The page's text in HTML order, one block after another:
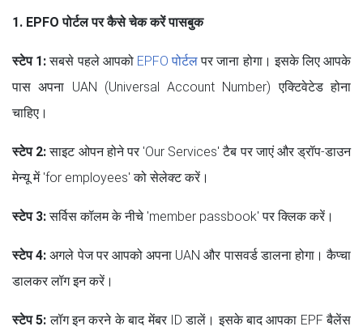
1. EPFO पोर्टल पर कैसे चेक करें पासबुक
स्टेप 1:सबसे पहले आपको EPFO पोर्टलपर जाना होगा। इसके लिए आपके
पास अपना UAN (Universal Account Number) एक्टिवेटेड होना
चाहिए।
स्टेप 2:साइट ओपन होने पर 'Our Services' टैब पर जाएं और ड्रॉप-डाउन
मेन्यू में 'for employees' को सेलेक्ट करें।
स्टेप 3:सर्विस कॉलम के नीचे 'member passbook' पर क्लिक करें।
स्टेप 4: अगले पेज पर आपको अपना UAN और पासवर्ड डालना होगा। कैप्चा
डालकर लॉग इन करें।
स्टेप 5: लॉग इन करने के बाद मेंबर ID डालें। इसके बाद आपका EPF बैलेंस